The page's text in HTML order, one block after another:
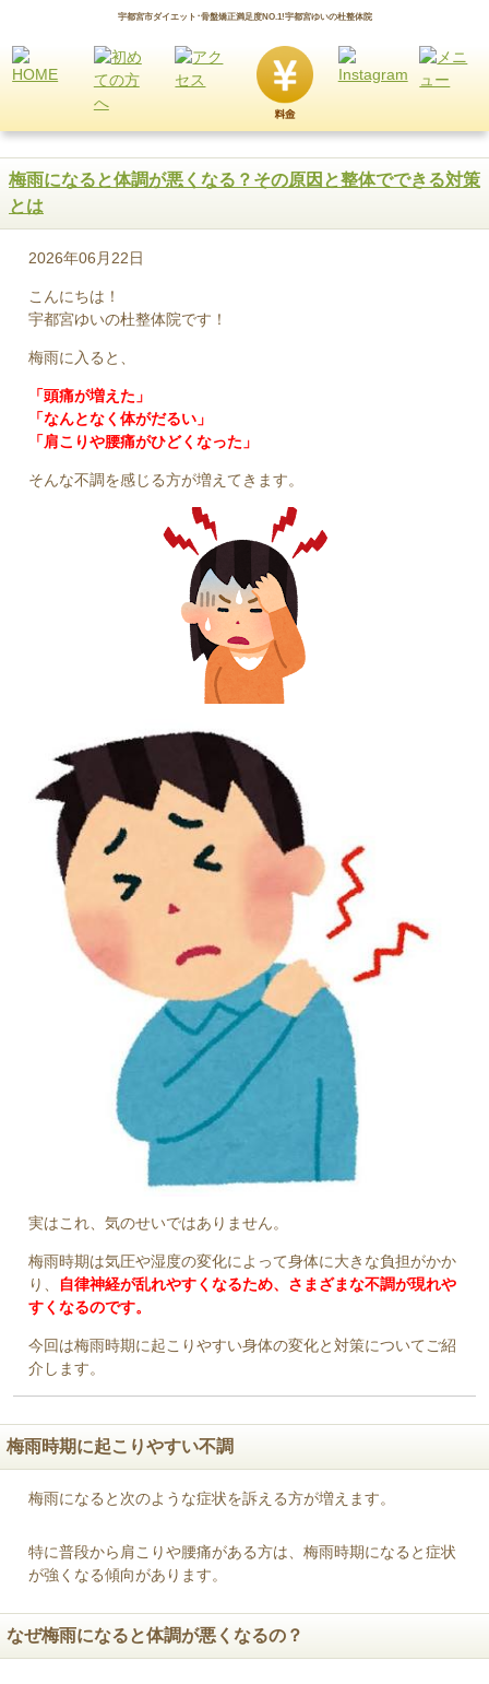
宇都宮市ダイエット･骨盤矯正満足度NO.1!宇都宮ゆいの杜整体院
梅雨になると体調が悪くなる？その原因と整体でできる対策
とは
2026年06月22日
こんにちは！
宇都宮ゆいの杜整体院です！
梅雨に入ると、
「頭痛が増えた」
「なんとなく体がだるい」
「肩こりや腰痛がひどくなった」
そんな不調を感じる方が増えてきます。
実はこれ、気のせいではありません。
梅雨時期は気圧や湿度の変化によって身体に大きな負担がかか
り、
自律神経が乱れやすくなるため、さまざまな不調が現れや
すくなるのです。
今回は梅雨時期に起こりやすい身体の変化と対策についてご紹
介します。
梅雨時期に起こりやすい不調
梅雨になると次のような症状を訴える方が増えます。
特に普段から肩こりや腰痛がある方は、梅雨時期になると症状
が強くなる傾向があります。
なぜ梅雨になると体調が悪くなるの？